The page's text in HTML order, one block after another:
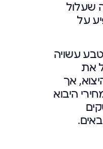
שעלול
על
עשויה
את
אך
היבוא